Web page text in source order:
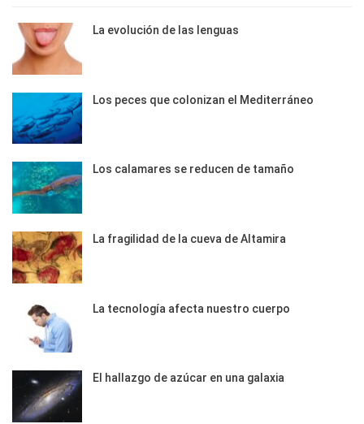
La evolución de las lenguas
Los peces que colonizan el Mediterráneo
Los calamares se reducen de tamaño
La fragilidad de la cueva de Altamira
La tecnología afecta nuestro cuerpo
El hallazgo de azúcar en una galaxia